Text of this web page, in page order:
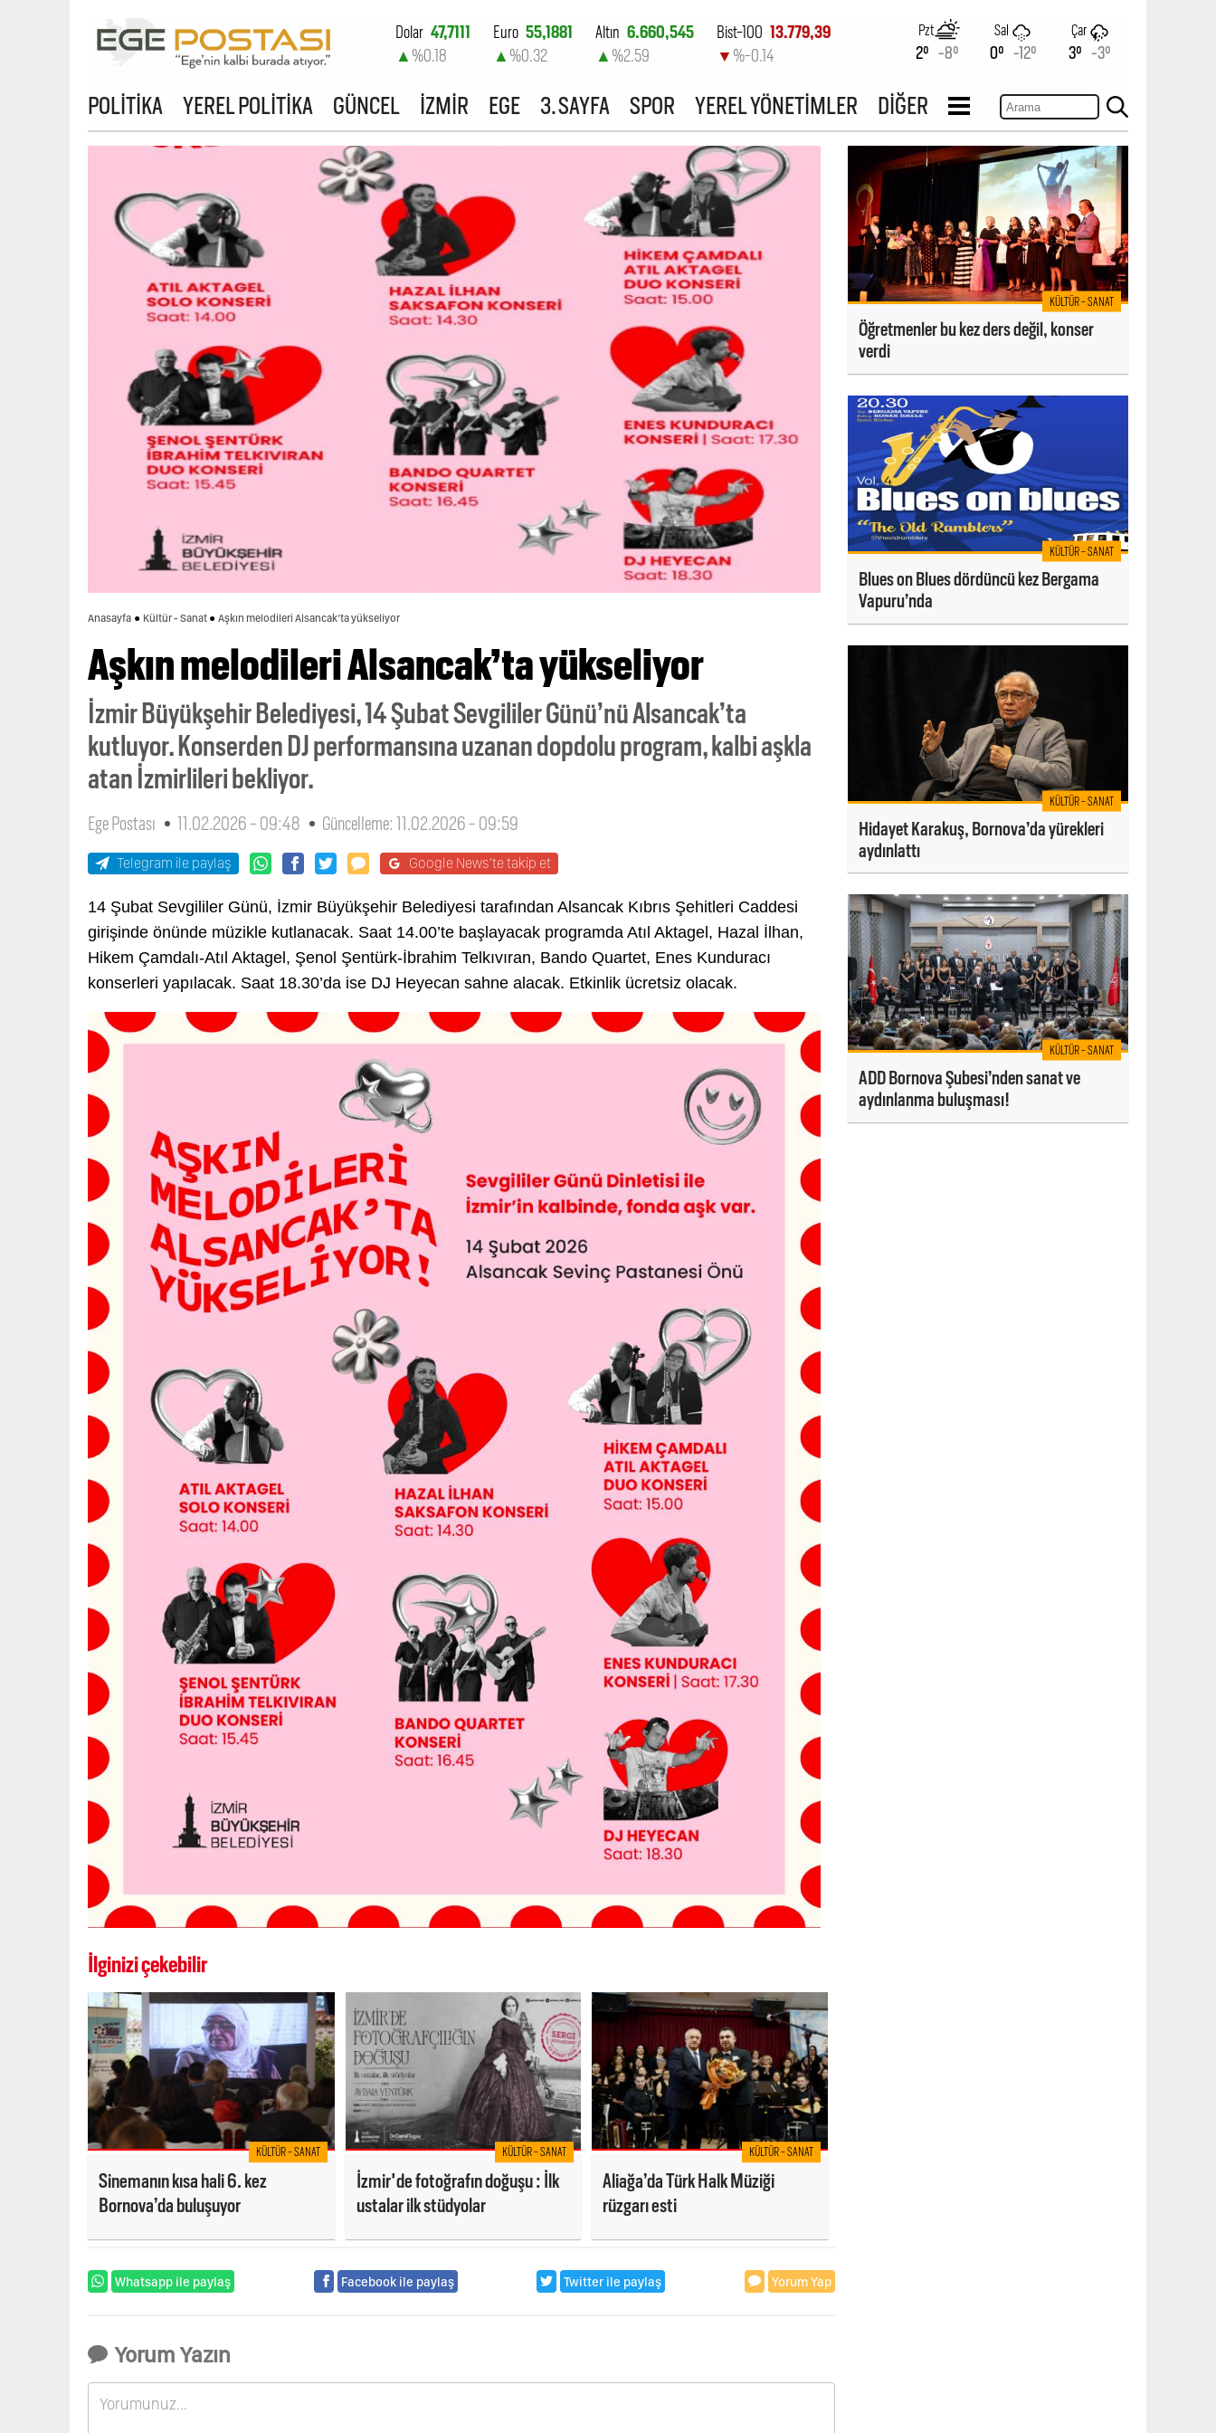
Dolar 47,7111
▲ %0.18
Euro 55,1881
▲ %0.32
Altın 6.660,545
▲ %2.59
Bist-100 13.779,39
▼ %-0.14
Pzt
2° -8°
Sal
0° -12°
Çar
3° -3°
POLİTİKA YEREL POLİTİKA GÜNCEL İZMİR EGE 3. SAYFA SPOR YEREL YÖNETİMLER DİĞER
Anasayfa Kültür - Sanat Aşkın melodileri Alsancak’ta yükseliyor
Aşkın melodileri Alsancak’ta yükseliyor
İzmir Büyükşehir Belediyesi, 14 Şubat Sevgililer Günü’nü Alsancak’ta
kutluyor. Konserden DJ performansına uzanan dopdolu program, kalbi aşkla
atan İzmirlileri bekliyor.
Ege Postası 11.02.2026 - 09:48 Güncelleme: 11.02.2026 - 09:59
Telegram ile paylaş Google News'te takip et
14 Şubat Sevgililer Günü, İzmir Büyükşehir Belediyesi tarafından Alsancak Kıbrıs Şehitleri Caddesi
girişinde önünde müzikle kutlanacak. Saat 14.00’te başlayacak programda Atıl Aktagel, Hazal İlhan,
Hikem Çamdalı-Atıl Aktagel, Şenol Şentürk-İbrahim Telkıvıran, Bando Quartet, Enes Kunduracı
konserleri yapılacak. Saat 18.30’da ise DJ Heyecan sahne alacak. Etkinlik ücretsiz olacak.
İlginizi çekebilir
KÜLTÜR - SANAT
Sinemanın kısa hali 6. kez
Bornova’da buluşuyor
KÜLTÜR - SANAT
İzmir'de fotoğrafın doğuşu : İlk
ustalar ilk stüdyolar
KÜLTÜR - SANAT
Aliağa’da Türk Halk Müziği
rüzgarı esti
Whatsapp ile paylaş Facebook ile paylaş Twitter ile paylaş Yorum Yap
Yorum Yazın
KÜLTÜR - SANAT
Öğretmenler bu kez ders değil, konser
verdi
KÜLTÜR - SANAT
Blues on Blues dördüncü kez Bergama
Vapuru’nda
KÜLTÜR - SANAT
Hidayet Karakuş, Bornova’da yürekleri
aydınlattı
KÜLTÜR - SANAT
ADD Bornova Şubesi’nden sanat ve
aydınlanma buluşması!